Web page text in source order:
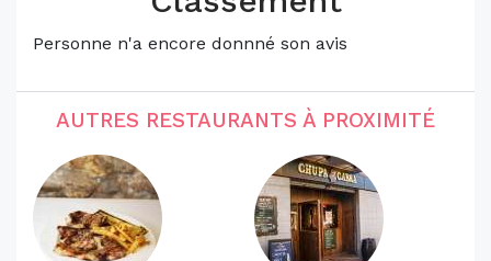
Personne n'a encore donnné son avis
AUTRES RESTAURANTS À PROXIMITÉ